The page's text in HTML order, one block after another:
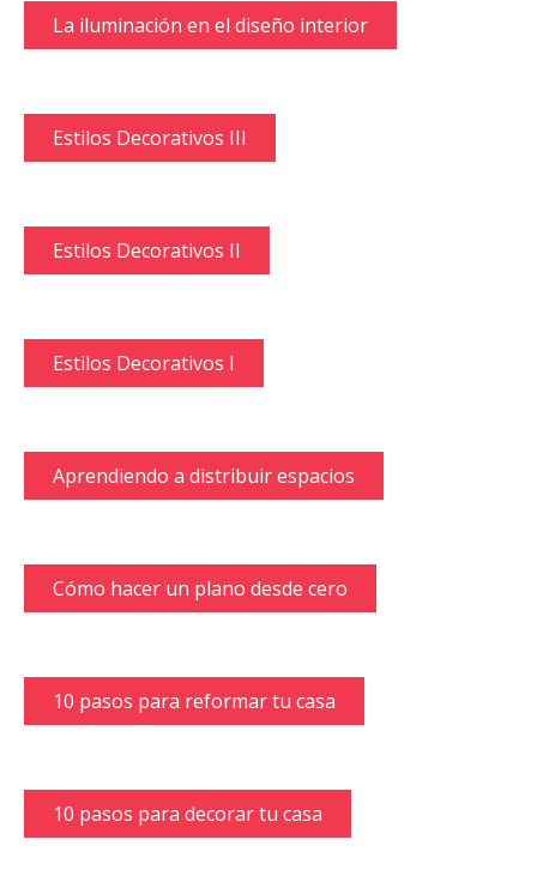
La iluminación en el diseño interior
Estilos Decorativos III
Estilos Decorativos II
Estilos Decorativos I
Aprendiendo a distribuir espacios
Cómo hacer un plano desde cero
10 pasos para reformar tu casa
10 pasos para decorar tu casa